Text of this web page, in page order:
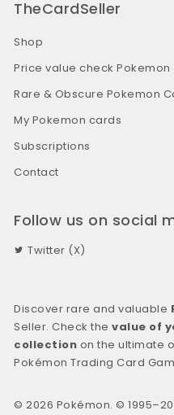
TheCardSeller
Shop
Price value check Pokemon
Rare & Obscure Pokemon
My Pokemon cards
Subscriptions
Contact
Follow us on social
Twitter (X)
Discover rare and valuable
Seller. Check thevalue of
collection on the ultimate
Pokémon Trading Card
© 2026 Pokémon. ©